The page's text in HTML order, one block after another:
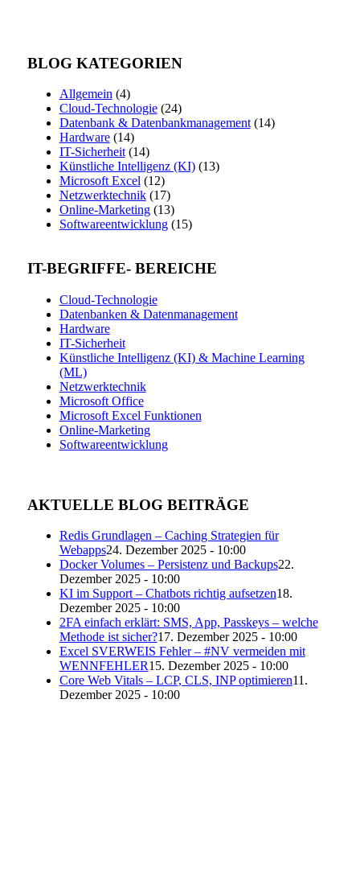
BLOG KATEGORIEN
Allgemein (4)
Cloud-Technologie(24)
Datenbank & Datenbankmanagement(14)
Hardware(14)
IT-Sicherheit(14)
Künstliche Intelligenz (KI)(13)
Microsoft Excel (12)
Netzwerktechnik(17)
Online-Marketing(13)
Softwareentwicklung(15)
IT-BEGRIFFE- BEREICHE
Cloud-Technologie
Datenbanken & Datenmanagement
Hardware
IT-Sicherheit
Künstliche Intelligenz (KI) & Machine Learning
(ML)
Netzwerktechnik
Microsoft Office
Microsoft Excel Funktionen
Online-Marketing
Softwareentwicklung
AKTUELLE BLOG BEITRÄGE
Redis Grundlagen – Caching Strategien für
Webapps24. Dezember 2025 - 10:00
Docker Volumes – Persistenz und Backups22.
Dezember 2025 - 10:00
KI im Support – Chatbots richtig aufsetzen18.
Dezember 2025 - 10:00
2FA einfach erklärt: SMS, App, Passkeys – welche
Methode ist sicher?17. Dezember 2025 - 10:00
Excel SVERWEIS Fehler – #NV vermeiden mit
WENNFEHLER15. Dezember 2025 - 10:00
Core Web Vitals – LCP, CLS, INP optimieren11.
Dezember 2025 - 10:00